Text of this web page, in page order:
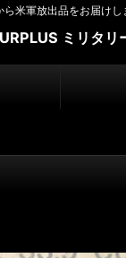
ら米軍放出品をお届けし
ミリタ